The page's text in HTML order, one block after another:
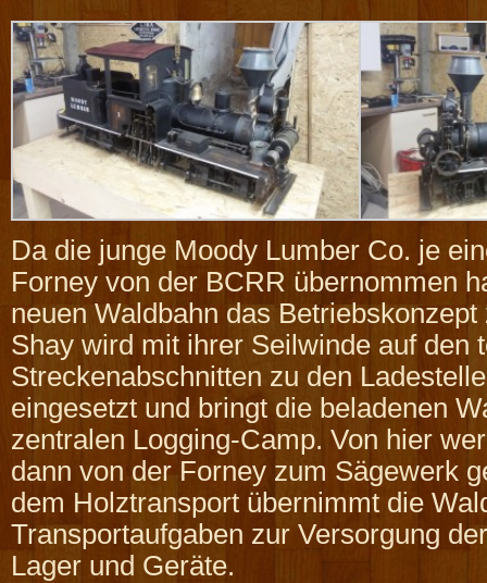
Da die junge Moody Lumber Co. je
Forney von der BCRR übernommen
neuen Waldbahn das
Shay wird mit ihrer Seilwinde auf den
Streckenabschnitten zu den
eingesetzt und bringt die beladenen
zentralen Logging-Camp. Von hier
dann von der Forney zum Sägewerk
dem Holztransport übernimmt die
Transportaufgaben zur Versorgung
Lager und Geräte.